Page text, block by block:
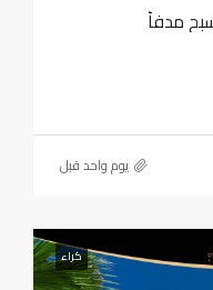
مدفأ
‏يوم واحد قبل
كراء